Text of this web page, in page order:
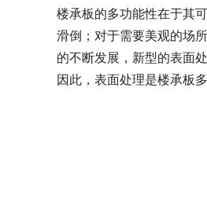
楼承板的多功能性在于其
滑倒；对于需要美观的场
的不断发展，新型的表面
因此，表面处理是楼承板